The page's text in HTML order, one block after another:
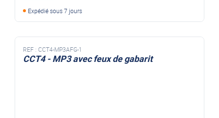
Expédié sous 7 jours
REF : CCT4-MP3AFG-1
CCT4 - MP3 avec feux de gabarit